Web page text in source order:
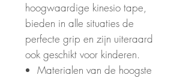
hoogwaardige kinesio tape,
bieden in alle situaties de
perfecte grip en zijn uiteraard
ook geschikt voor kinderen.
Materialen van de hoogste